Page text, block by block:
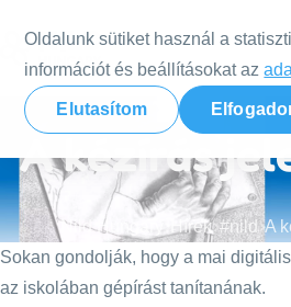
Oldalunk sütiket használ a
információt és beállításokat az
Elutasítom
A kézírás
Nild Hungary Hírek #nild A
Sokan gondolják, hogy a mai
az iskolában gépírást tanítanának.